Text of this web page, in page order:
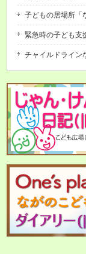
子どもの居場所「
緊急時の子ども支
チャイルドライン